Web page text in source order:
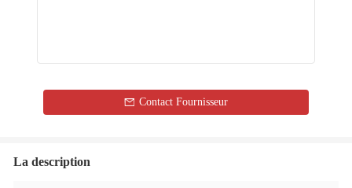
Contact Fournisseur
La description